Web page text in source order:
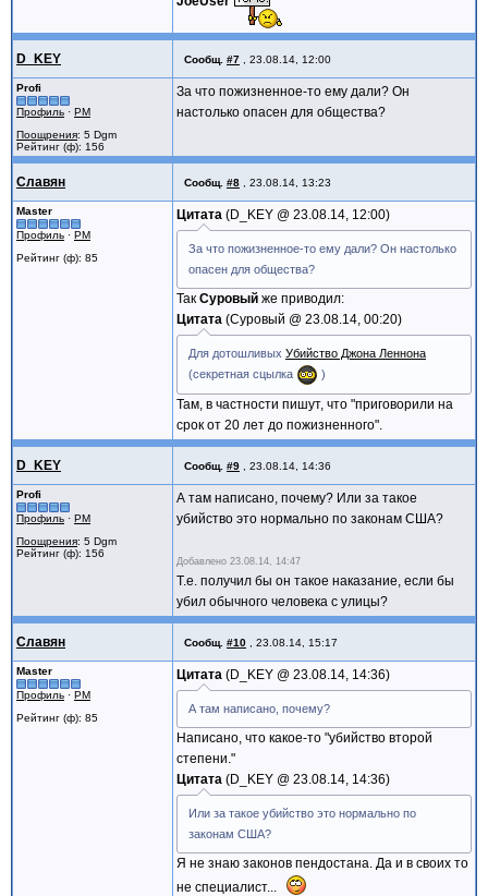
D_KEY Сообщ. #7 23.08.14, 12:00
Profi
Профиль · PM
Поощрения: 5 Dgm
Рейтинг (ф): 156
За что пожизненное-то ему дали? Он
настолько опасен для общества?
Славян Сообщ. #8 23.08.14, 13:23
Master
Профиль · PM
Рейтинг (ф): 85
Цитата D_KEY @ 23.08.14, 12:00
За что пожизненное-то ему дали? Он настолько
опасен для общества?
Так Суровый же приводил:
Цитата Суровый @ 23.08.14, 00:20
Для дотошливых Убийство Джона Леннона
(секретная сцылка
)
Там, в частности пишут, что "приговорили на
срок от 20 лет до пожизненного".
D_KEY Сообщ. #9 23.08.14, 14:36
Profi
Профиль · PM
Поощрения: 5 Dgm
Рейтинг (ф): 156
А там написано, почему? Или за такое
убийство это нормально по законам США?
Добавлено 23.08.14, 14:47
Т.е. получил бы он такое наказание, если бы
убил обычного человека с улицы?
Славян Сообщ. #10 23.08.14, 15:17
Master
Профиль · PM
Рейтинг (ф): 85
Цитата D_KEY @ 23.08.14, 14:36
А там написано, почему?
Написано, что какое-то "убийство второй
степени."
Цитата
D_KEY @ 23.08.14, 14:36
Или за такое убийство это нормально по
законам США?
Я не знаю законов пендостана. Да и в своих то
не специалист...